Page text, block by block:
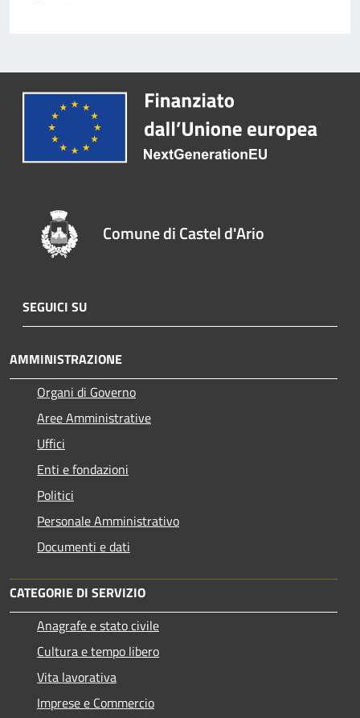
Comune di Castel d'Ario
SEGUICI SU
AMMINISTRAZIONE
Organi di Governo
Aree Amministrative
Uffici
Enti e fondazioni
Politici
Personale Amministrativo
Documenti e dati
CATEGORIE DI SERVIZIO
Anagrafe e stato civile
Cultura e tempo libero
Vita lavorativa
Imprese e Commercio